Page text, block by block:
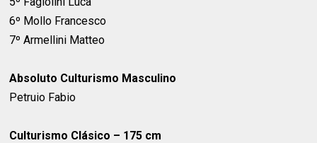
6º Mollo Francesco
7º Armellini Matteo
Absoluto Culturismo Masculino
Petruio Fabio
Culturismo Clásico – 175 cm